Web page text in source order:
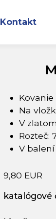
Kontakt
Na
V
Rozteč:
V
9,80 EUR
katalógové